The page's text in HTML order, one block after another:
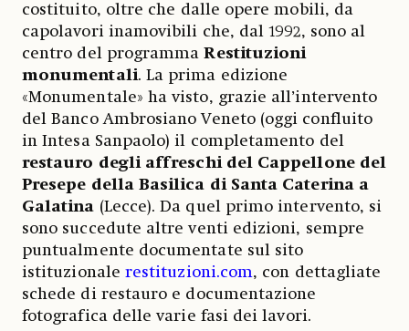
costituito, oltre che dalle opere mobili, da
capolavori inamovibili che, dal 1992, sono al
centro del programmaRestituzioni
monumentali. La prima edizione
«Monumentale» ha visto, grazie all’intervento
del Banco Ambrosiano Veneto (oggi confluito
in Intesa Sanpaolo) il completamento del
restauro degli affreschi del Cappellone del
Presepe della Basilica di Santa Caterina a
Galatina (Lecce). Da quel primo intervento, si
sono succedute altre venti edizioni, sempre
puntualmente documentate sul sito
istituzionale restituzioni.com, con dettagliate
schede di restauro e documentazione
fotografica delle varie fasi dei lavori.